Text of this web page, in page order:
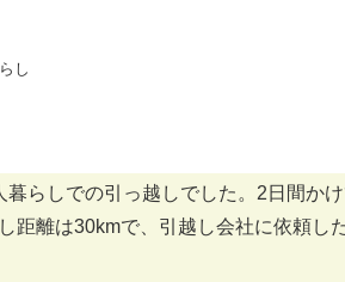
し
らしでの引っ越しでした。2日間か
距離は30kmで、引越し会社に依頼し